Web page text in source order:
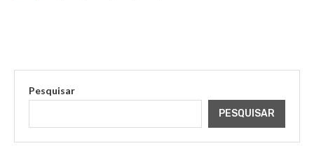
Pesquisar
PESQUISAR